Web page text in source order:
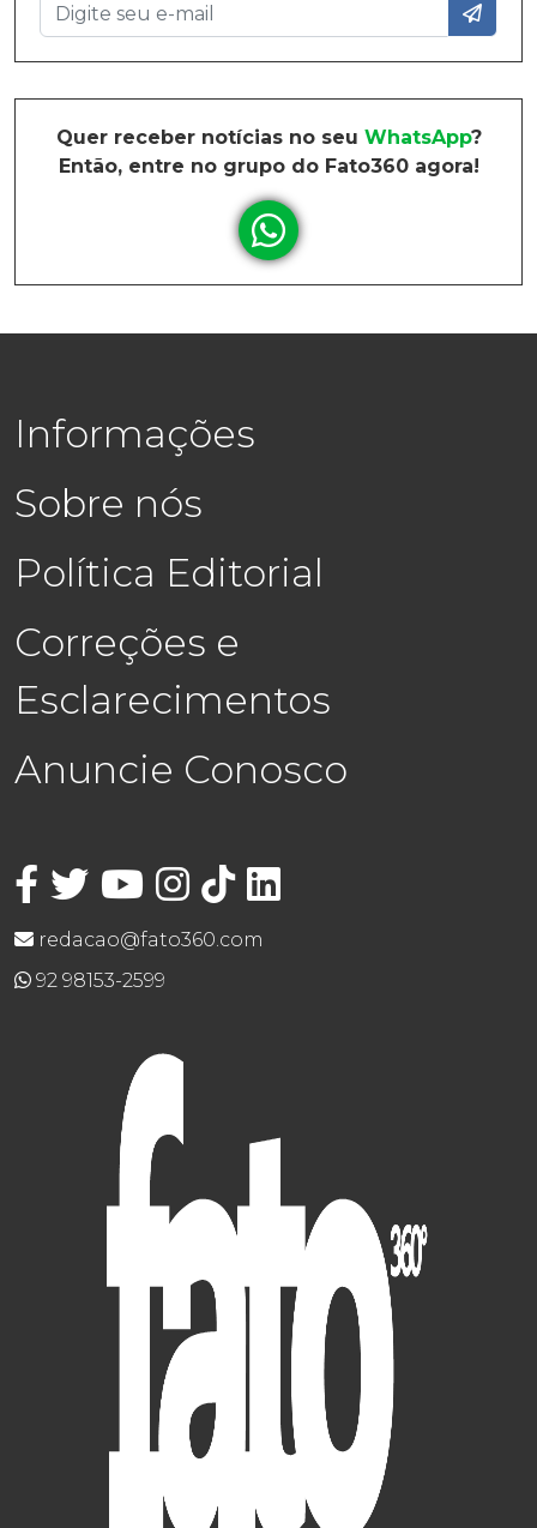
Quer receber notícias no seu WhatsApp?
Então, entre no grupo do Fato360 agora!
Informações
Sobre nós
Política Editorial
Correções e
Esclarecimentos
Anuncie Conosco
redacao@fato360.com
92 98153-2599